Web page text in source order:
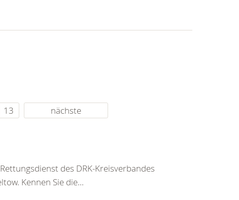
13 nächste
des DRK-Kreisverbandes
Kennen Sie die...